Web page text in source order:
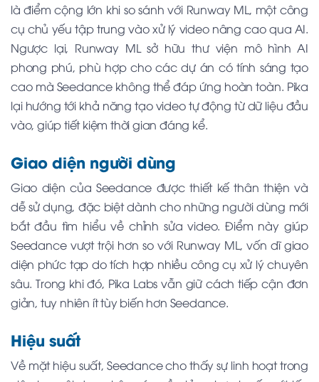
là điểm cộng lớn khi so sánh với Runway ML, một công
cụ chủ yếu tập trung vào xử lý video nâng cao qua AI.
Ngược lại, Runway ML sở hữu thư viện mô hình AI
phong phú, phù hợp cho các dự án có tính sáng tạo
cao mà Seedance không thể đáp ứng hoàn toàn. Pika
lại hướng tới khả năng tạo video tự động từ dữ liệu đầu
vào, giúp tiết kiệm thời gian đáng kể.
Giao diện người dùng
Giao diện của Seedance được thiết kế thân thiện và
dễ sử dụng, đặc biệt dành cho những người dùng mới
bắt đầu tìm hiểu về chỉnh sửa video. Điểm này giúp
Seedance vượt trội hơn so với Runway ML, vốn dĩ giao
diện phức tạp do tích hợp nhiều công cụ xử lý chuyên
sâu. Trong khi đó, Pika Labs vẫn giữ cách tiếp cận đơn
giản, tuy nhiên ít tùy biến hơn Seedance.
Hiệu suất
Về mặt hiệu suất, Seedance cho thấy sự linh hoạt trong